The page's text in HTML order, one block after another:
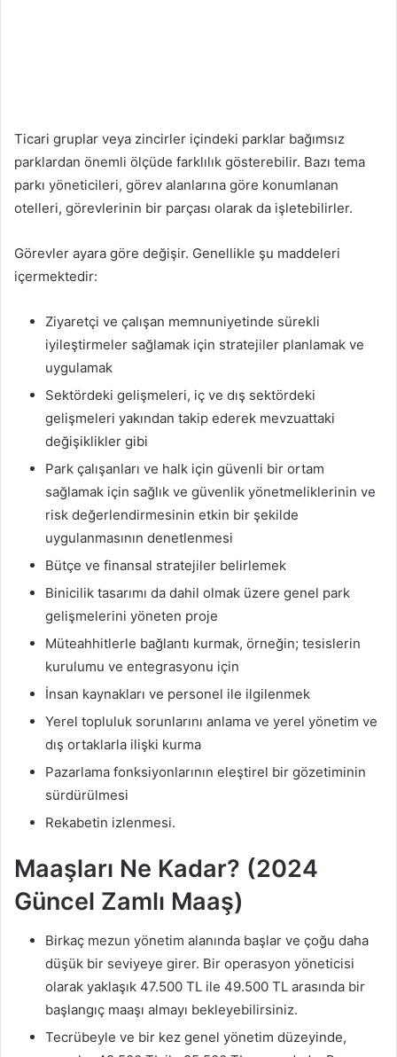
Ticari gruplar veya zincirler içindeki parklar bağımsız
parklardan önemli ölçüde farklılık gösterebilir. Bazı tema
parkı yöneticileri, görev alanlarına göre konumlanan
otelleri, görevlerinin bir parçası olarak da işletebilirler.
Görevler ayara göre değişir. Genellikle şu maddeleri
içermektedir:
Ziyaretçi ve çalışan memnuniyetinde sürekli
iyileştirmeler sağlamak için stratejiler planlamak ve
uygulamak
Sektördeki gelişmeleri, iç ve dış sektördeki
gelişmeleri yakından takip ederek mevzuattaki
değişiklikler gibi
Park çalışanları ve halk için güvenli bir ortam
sağlamak için sağlık ve güvenlik yönetmeliklerinin ve
risk değerlendirmesinin etkin bir şekilde
uygulanmasının denetlenmesi
Bütçe ve finansal stratejiler belirlemek
Binicilik tasarımı da dahil olmak üzere genel park
gelişmelerini yöneten proje
Müteahhitlerle bağlantı kurmak, örneğin; tesislerin
kurulumu ve entegrasyonu için
İnsan kaynakları ve personel ile ilgilenmek
Yerel topluluk sorunlarını anlama ve yerel yönetim ve
dış ortaklarla ilişki kurma
Pazarlama fonksiyonlarının eleştirel bir gözetiminin
sürdürülmesi
Rekabetin izlenmesi.
Maaşları Ne Kadar? (2024
Güncel Zamlı Maaş)
Birkaç mezun yönetim alanında başlar ve çoğu daha
düşük bir seviyeye girer. Bir operasyon yöneticisi
olarak yaklaşık 47.500 TL ile 49.500 TL arasında bir
başlangıç ​​maaşı almayı bekleyebilirsiniz.
Tecrübeyle ve bir kez genel yönetim düzeyinde,